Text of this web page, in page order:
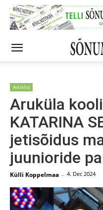
Artiklid
Aruküla
KATARINA
jetisõidus
juunioride
Külli Koppelmaa - 4. Dec 2024